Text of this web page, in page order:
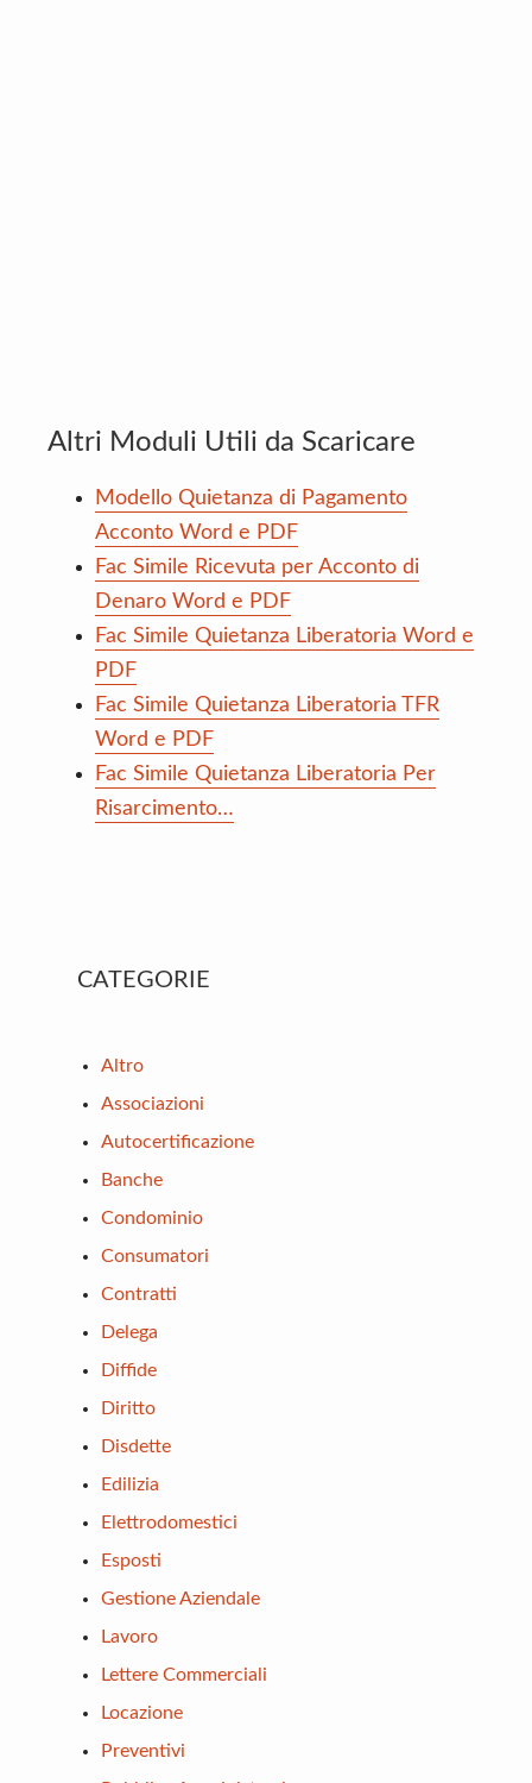
Altri Moduli Utili da Scaricare
Modello Quietanza di Pagamento
Acconto Word e PDF
Fac Simile Ricevuta per Acconto di
Denaro Word e PDF
Fac Simile Quietanza Liberatoria Word e
PDF
Fac Simile Quietanza Liberatoria TFR
Word e PDF
Fac Simile Quietanza Liberatoria Per
Risarcimento…
Primary
CATEGORIE
Altro
Associazioni
Autocertificazione
Banche
Condominio
Consumatori
Contratti
Delega
Diffide
Diritto
Disdette
Edilizia
Elettrodomestici
Esposti
Gestione Aziendale
Lavoro
Lettere Commerciali
Locazione
Preventivi